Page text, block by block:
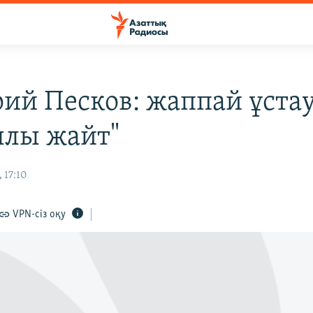
Песков: жаппай
жайт"
17:10
VPN-сіз оқу